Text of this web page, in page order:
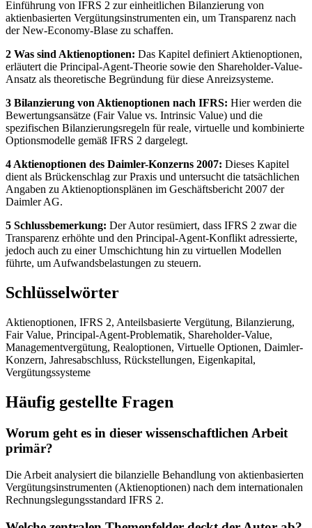
Einführung von IFRS 2 zur einheitlichen Bilanzierung von
aktienbasierten Vergütungsinstrumenten ein, um Transparenz nach
der New-Economy-Blase zu schaffen.
2 Was sind Aktienoptionen: Das Kapitel definiert Aktienoptionen,
erläutert die Principal-Agent-Theorie sowie den Shareholder-Value-
Ansatz als theoretische Begründung für diese Anreizsysteme.
3 Bilanzierung von Aktienoptionen nach IFRS: Hier werden die
Bewertungsansätze (Fair Value vs. Intrinsic Value) und die
spezifischen Bilanzierungsregeln für reale, virtuelle und kombinierte
Optionsmodelle gemäß IFRS 2 dargelegt.
4 Aktienoptionen des Daimler-Konzerns 2007: Dieses Kapitel
dient als Brückenschlag zur Praxis und untersucht die tatsächlichen
Angaben zu Aktienoptionsplänen im Geschäftsbericht 2007 der
Daimler AG.
5 Schlussbemerkung: Der Autor resümiert, dass IFRS 2 zwar die
Transparenz erhöhte und den Principal-Agent-Konflikt adressierte,
jedoch auch zu einer Umschichtung hin zu virtuellen Modellen
führte, um Aufwandsbelastungen zu steuern.
Schlüsselwörter
Aktienoptionen, IFRS 2, Anteilsbasierte Vergütung, Bilanzierung,
Fair Value, Principal-Agent-Problematik, Shareholder-Value,
Managementvergütung, Realoptionen, Virtuelle Optionen, Daimler-
Konzern, Jahresabschluss, Rückstellungen, Eigenkapital,
Vergütungssysteme
Häufig gestellte Fragen
Worum geht es in dieser wissenschaftlichen Arbeit
primär?
Die Arbeit analysiert die bilanzielle Behandlung von aktienbasierten
Vergütungsinstrumenten (Aktienoptionen) nach dem internationalen
Rechnungslegungsstandard IFRS 2.